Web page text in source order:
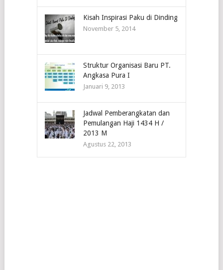
Kisah Inspirasi Paku di Dinding
November 5, 2014
Struktur Organisasi Baru PT.
Angkasa Pura I
Januari 9, 2013
Jadwal Pemberangkatan dan
Pemulangan Haji 1434 H /
2013 M
Agustus 22, 2013